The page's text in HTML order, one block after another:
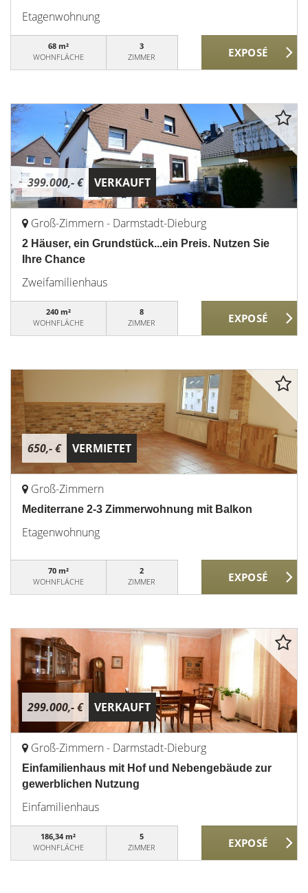
Etagenwohnung
68 m²
WOHNFLÄCHE
3
ZIMMER
399.000,- € VERKAUFT
Groß-Zimmern - Darmstadt-Dieburg
2 Häuser, ein Grundstück...ein Preis. Nutzen Sie
Ihre Chance
Zweifamilienhaus
240 m²
WOHNFLÄCHE
8
ZIMMER
650,- € VERMIETET
Groß-Zimmern
Mediterrane 2-3 Zimmerwohnung mit Balkon
Etagenwohnung
70 m²
WOHNFLÄCHE
2
ZIMMER
299.000,- € VERKAUFT
Groß-Zimmern - Darmstadt-Dieburg
Einfamilienhaus mit Hof und Nebengebäude zur
gewerblichen Nutzung
Einfamilienhaus
186,34 m²
WOHNFLÄCHE
5
ZIMMER